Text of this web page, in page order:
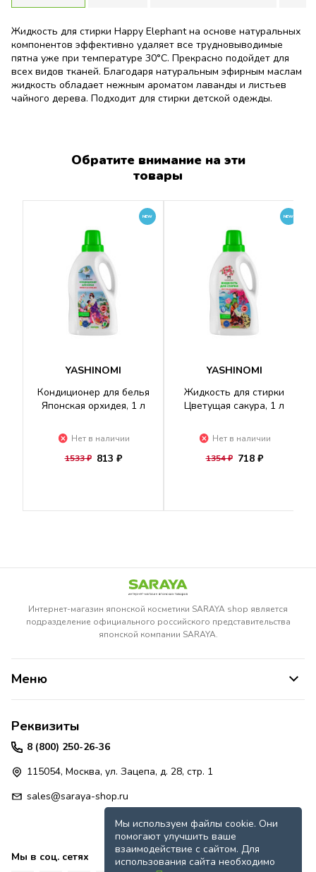
Жидкость для стирки Happy Elephant на основе натуральных
компонентов эффективно удаляет все трудновыводимые
пятна уже при температуре 30°C. Прекрасно подойдет для
всех видов тканей. Благодаря натуральным эфирным маслам
жидкость обладает нежным ароматом лаванды и листьев
чайного дерева. Подходит для стирки детской одежды.
лимонная кислота, эфирное масло лаванды, эфирное масло
стираль- ных машин используйте 60–65 мл средства для
объема белья от 4 до 6 кг. Для сильных загрязне- ний
Написать отзыв
авторизируйтесьилисоздайте учетную запись
Обратите внимание на эти
товары
NEW
YASHINOMI
Кондиционер для белья
Японская орхидея, 1 л
Нет в наличии
1533 ₽ 813 ₽
NEW
YASHINOMI
Жидкость для стирки
Цветущая сакура, 1 л
Нет в наличии
1354 ₽ 718 ₽
Интернет-магазин японской косметики SARAYA shop является
подразделение официального российского представительства
японской компании SARAYA.
Меню
Реквизиты
8 (800) 250-26-36
115054, Москва, ул. Зацепа, д. 28, стр. 1
sales@saraya-shop.ru
Мы в соц. сетях
Мы используем файлы cookie. Они
помогают улучшить ваше
взаимодействие с сайтом. Для
использования сайта необходимо